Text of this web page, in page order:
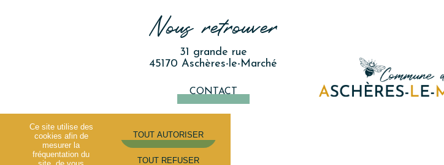
Nous retrouver
31 grande rue
45170 Aschères-le-Marché
CONTACT
Ce site utilise des
cookies afin de
mesurer la
fréquentation du